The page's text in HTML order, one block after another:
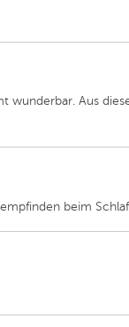
Aus
beim